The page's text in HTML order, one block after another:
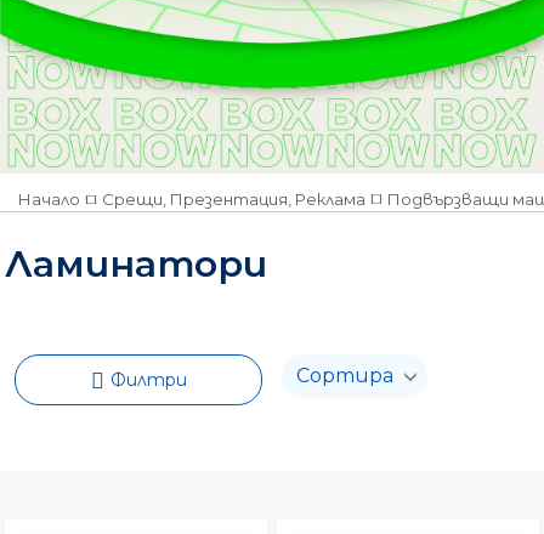
A4
Количество
Наличен
Няма наличност
Начало Срещи, Презентация, Реклама Подвързващи
Ламинатори
Филтри